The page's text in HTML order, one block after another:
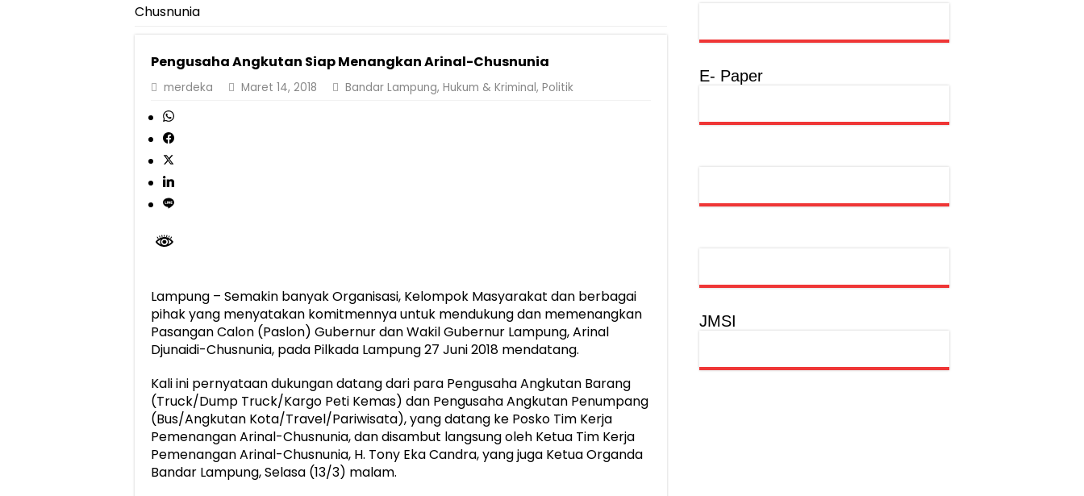
Pemprov Lampung Perkuat Pembangunan Rumah Layak Huni untuk Dukung SDM Unggul dan Masyarakat Sehat
Dirut Jasa Raharja Dampingi Wamenhub Tinjau Penanganan Korban KM Mutiara Sentosa II di RS PHC Surabaya
Pastikan Pelayanan Maksimal, Direksi Jasa Raharja Tinjau Korban Kebakaran KM Mutiara Sentosa II
Dirut Jasa Raharja Dampingi Wamenhub Tinjau Penanganan Korban KM Mutiara Sentosa II di RS PHC Surabaya
Jasa Raharja Jamin Seluruh Korban Kebakaran KM Mutiara Sentosa II di Perairan Sumenep
Gubernur Mirza Ajak IAI Darul Fattah Cetak SDM Adaptif Berlandaskan Nilai Agama
Purnama Wulan Sari Mirza Buka SiSeSa Roadshow Lampung 2026, Dorong Kolaborasi Industri Kreatif dan Fashion Muslim
Chusnunia
Pengusaha Angkutan Siap Menangkan Arinal-Chusnunia
merdeka Maret 14, 2018 Bandar Lampung, Hukum & Kriminal, Politik
Lampung – Semakin banyak Organisasi, Kelompok Masyarakat dan berbagai
pihak yang menyatakan komitmennya untuk mendukung dan memenangkan
Pasangan Calon (Paslon) Gubernur dan Wakil Gubernur Lampung, Arinal
Djunaidi-Chusnunia, pada Pilkada Lampung 27 Juni 2018 mendatang.
Kali ini pernyataan dukungan datang dari para Pengusaha Angkutan Barang
(Truck/Dump Truck/Kargo Peti Kemas) dan Pengusaha Angkutan Penumpang
(Bus/Angkutan Kota/Travel/Pariwisata), yang datang ke Posko Tim Kerja
Pemenangan Arinal-Chusnunia, dan disambut langsung oleh Ketua Tim Kerja
Pemenangan Arinal-Chusnunia, H. Tony Eka Candra, yang juga Ketua Organda
Bandar Lampung, Selasa (13/3) malam.
E- Paper
JMSI